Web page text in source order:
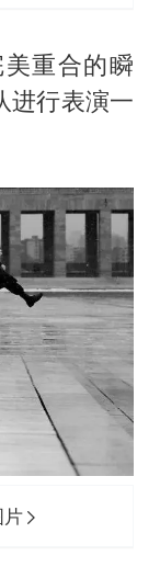
重合的瞬
进行表演一
片